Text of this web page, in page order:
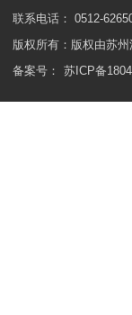
联系电话： 0512-
版权所有：版权由苏
备案号：
苏ICP备